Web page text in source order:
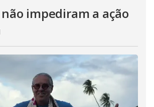
impediram a ação